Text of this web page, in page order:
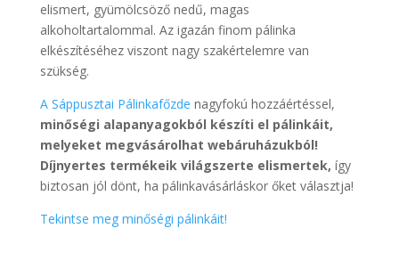
elismert, gyümölcsöző nedű, magas
alkoholtartalommal. Az igazán finom pálinka
elkészítéséhez viszont nagy szakértelemre van
szükség.
A Sáppusztai Pálinkafőzde nagyfokú hozzáértéssel,
minőségi alapanyagokból készíti el pálinkáit,
melyeket megvásárolhat webáruházukból!
Díjnyertes termékeik világszerte elismertek, így
biztosan jól dönt, ha pálinkavásárláskor őket választja!
Tekintse meg minőségi pálinkáit!